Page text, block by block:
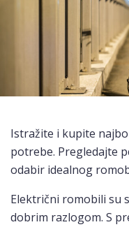
Istražite i kupite
potrebe. Pregledajte
odabir idealnog
Električni romobili su
dobrim razlogom. S